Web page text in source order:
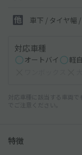
車下 / タイヤ幅 /
対応車種
オートバイ 軽
対応車種に該当する車両
でご注意ください。
特徴